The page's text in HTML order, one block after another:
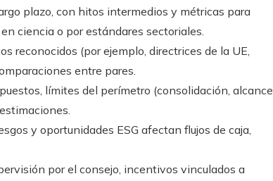
plazo, con hitos intermedios y métricas para
ciencia o por estándares sectoriales.
reconocidos (por ejemplo, directrices de la UE,
entre pares.
límites del perímetro (consolidación, alcance
y oportunidades ESG afectan flujos de caja,
por el consejo, incentivos vinculados a